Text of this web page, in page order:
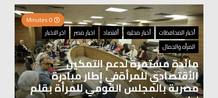
أخبار المحافظات
أخبار محليه أقتصاد اخبار مصر
اخر الاخبار
المرأه والجمال
مائدة مستمرة لدعم التمكين
الأقتصادي للمرأةفي إطار مبادرة
مصرية بالمجلس القومي للمرأة بقلم